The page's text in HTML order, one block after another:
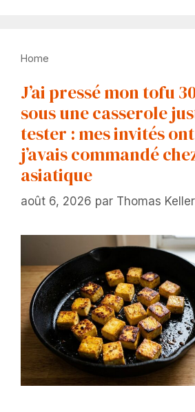
Home
J’ai pressé mon tofu
sous une casserole
tester : mes invités
j’avais commandé
asiatique
août 6, 2026 par Thomas Keller